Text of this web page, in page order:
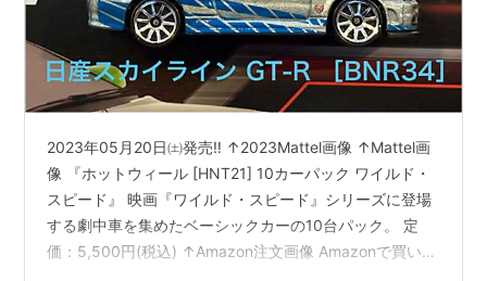
アラコ
リンク
ミニカー（学科教習2（インターネット自動車教習
所 ））
日本ミニカー倶楽部（愛好家の全国組織）
2023年05月20日㈯発売‼️ ↑2023Mattel画像 ↑Mattel画
像 『ホットウィール [HNT21] 10カーパック ワイルド・
スピード』 映画『ワイルド・スピード』シリーズに登場
する劇中車を集めたベーシックカーの10台パック。 定
価：5,500円(税込) ↑Amazon注文画像 Amazonで買いま